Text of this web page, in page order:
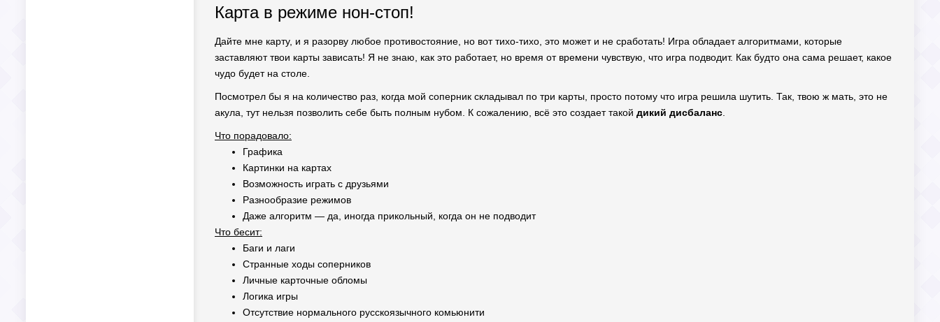
Карта в режиме нон-стоп!
Дайте мне карту, и я разорву любое противостояние, но вот тихо-тихо, это может и не сработать! Игра обладает алгоритмами, которые
заставляют твои карты зависать! Я не знаю, как это работает, но время от времени чувствую, что игра подводит. Как будто она сама решает, какое
чудо будет на столе.
Посмотрел бы я на количество раз, когда мой соперник складывал по три карты, просто потому что игра решила шутить. Так, твою ж мать, это не
акула, тут нельзя позволить себе быть полным нубом. К сожалению, всё это создает такой дикий дисбаланс
Что порадовало:
Графика
Картинки на картах
Возможность играть с друзьями
Разнообразие режимов
Даже алгоритм — да, иногда прикольный, когда он не подводит
Что бесит:
Баги и лаги
Странные ходы соперников
Личные карточные обломы
Логика игры
Отсутствие нормального русскоязычного комьюнити